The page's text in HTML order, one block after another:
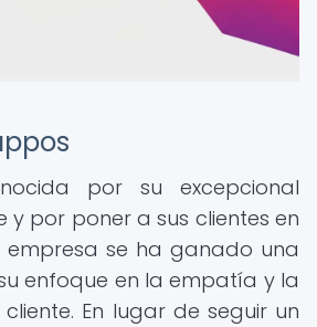
por su excepcional
y por poner a sus clientes en
empresa se ha ganado una
enfoque en la empatía y la
En lugar de seguir un